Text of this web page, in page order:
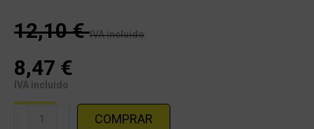
12,10€ IVA incluido
8,47 €
IVA incluido
COMPRAR